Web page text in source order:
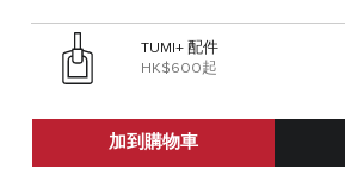
TUMI+ 配件
HK$600起
加到購物車